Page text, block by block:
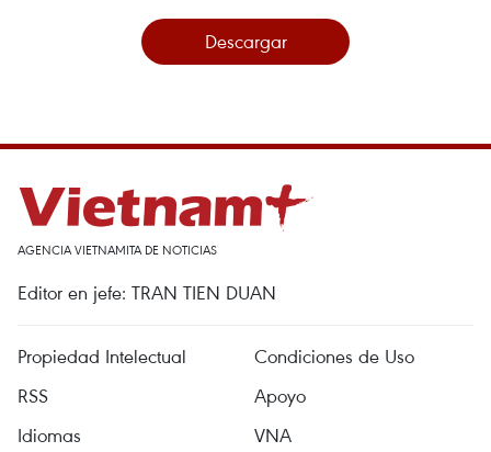
Descargar
AGENCIA VIETNAMITA DE NOTICIAS
Editor en jefe: TRAN TIEN DUAN
Propiedad Intelectual
Condiciones de Uso
RSS
Apoyo
Idiomas
VNA